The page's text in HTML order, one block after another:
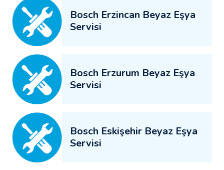
Bosch Erzincan Beyaz Eşya
Servisi
Bosch Erzurum Beyaz Eşya
Servisi
Bosch Eskişehir Beyaz Eşya
Servisi